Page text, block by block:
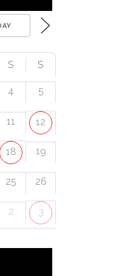
S S
4 5
11 12
18 19
25 26
2 3